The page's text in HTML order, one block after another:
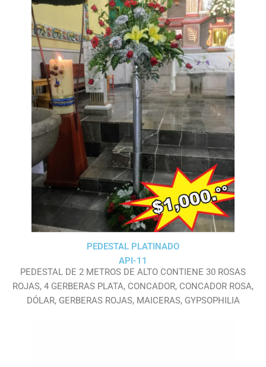
PEDESTAL PLATINADO
API-11
PEDESTAL DE 2 METROS DE ALTO CONTIENE 30 ROSAS
ROJAS, 4 GERBERAS PLATA, CONCADOR, CONCADOR ROSA,
DÓLAR, GERBERAS ROJAS, MAICERAS, GYPSOPHILIA